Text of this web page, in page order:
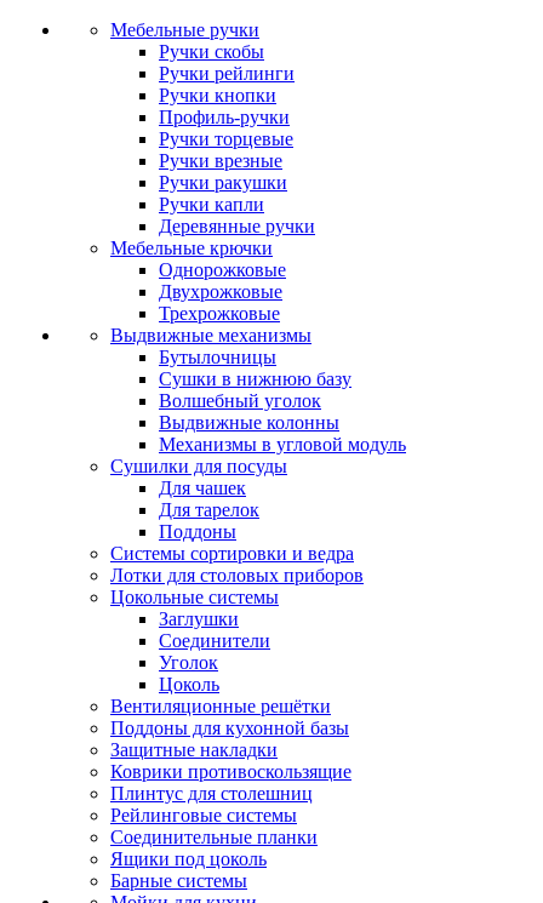
Мебельные ручки
Ручки скобы
Ручки рейлинги
Ручки кнопки
Профиль-ручки
Ручки торцевые
Ручки врезные
Ручки ракушки
Ручки капли
Деревянные ручки
Мебельные крючки
Однорожковые
Двухрожковые
Трехрожковые
Выдвижные механизмы
Бутылочницы
Сушки в нижнюю базу
Волшебный уголок
Выдвижные колонны
Механизмы в угловой модуль
Сушилки для посуды
Для чашек
Для тарелок
Поддоны
Системы сортировки и ведра
Лотки для столовых приборов
Цокольные системы
Заглушки
Соединители
Уголок
Цоколь
Вентиляционные решётки
Поддоны для кухонной базы
Защитные накладки
Коврики противоскользящие
Плинтус для столешниц
Рейлинговые системы
Соединительные планки
Ящики под цоколь
Барные системы